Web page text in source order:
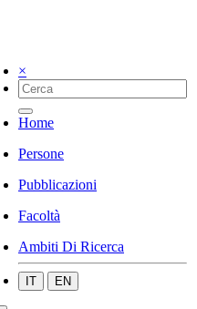
×
Home
Persone
Pubblicazioni
Facoltà
Ambiti Di Ricerca
IT EN